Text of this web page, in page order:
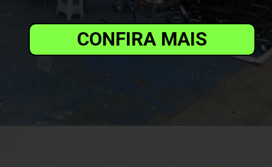
CONFIRA MAIS